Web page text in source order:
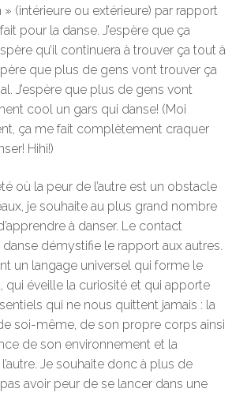
(intérieure ou extérieure) par rapport
pour la danse. J’espère que ça
qu’il continuera à trouver ça tout à
que plus de gens vont trouver ça
J’espère que plus de gens vont
cool un gars qui danse! (Moi
ça me fait complètement craquer
Hihi!)
où la peur de l’autre est un obstacle
je souhaite au plus grand nombre
à danser. Le contact
danse démystifie le rapport aux autres.
un langage universel qui forme le
qui éveille la curiosité et qui apporte
qui ne nous quittent jamais : la
soi-même, de son propre corps ainsi
de son environnement et la
Je souhaite donc à plus de
avoir peur de se lancer dans une